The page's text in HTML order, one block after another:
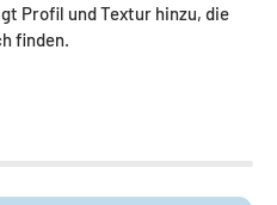
Profil und Textur hinzu, die
finden.